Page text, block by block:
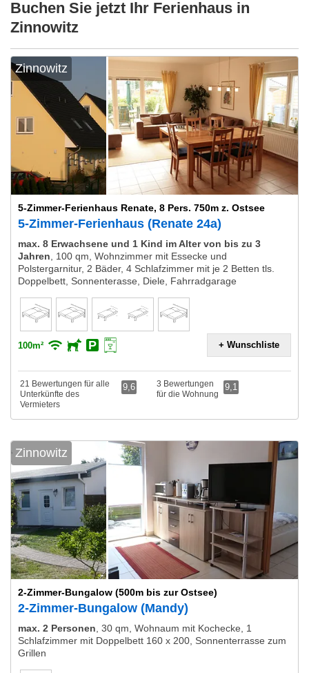
Buchen Sie jetzt Ihr Ferienhaus in
Zinnowitz
Zinnowitz
5-Zimmer-Ferienhaus Renate, 8 Pers. 750m z. Ostsee
5-Zimmer-Ferienhaus (Renate 24a)
max. 8 Erwachsene und 1 Kind im Alter von bis zu 3
Jahren
100 qm, Wohnzimmer mit Essecke und
Polstergarnitur, 2 Bäder, 4 Schlafzimmer mit je 2 Betten tls.
Doppelbett, Sonnenterasse, Diele, Fahrradgarage
100m² + Wunschliste
21 Bewertungen für alle
Unterkünfte des
Vermieters
9,6
3 Bewertungen
für die Wohnung
9,1
Zinnowitz
2-Zimmer-Bungalow (500m bis zur Ostsee)
2-Zimmer-Bungalow (Mandy)
max. 2 Personen 30 qm, Wohnaum mit Kochecke, 1
Schlafzimmer mit Doppelbett 160 x 200, Sonnenterrasse zum
Grillen